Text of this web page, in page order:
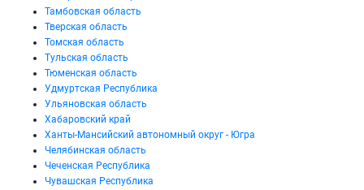
Тамбовская область
Тверская область
Томская область
Тульская область
Тюменская область
Удмуртская Республика
Ульяновская область
Хабаровский край
Ханты-Мансийский автономный округ - Югра
Челябинская область
Чеченская Республика
Чувашская Республика